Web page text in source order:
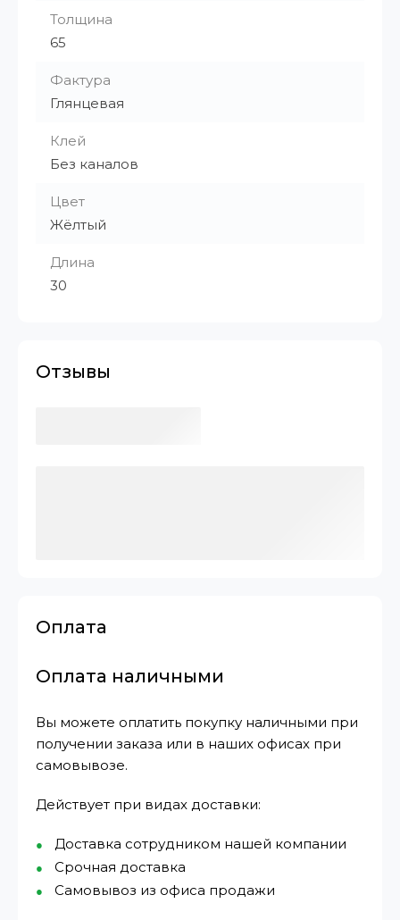
Толщина
65
Фактура
Глянцевая
Клей
Без каналов
Цвет
Жёлтый
Длина
30
Отзывы
Оплата
Оплата наличными
Вы можете оплатить покупку наличными при
получении заказа или в наших офисах при
самовывозе.
Действует при видах доставки:
Доставка сотрудником нашей компании
Срочная доставка
Самовывоз из офиса продажи